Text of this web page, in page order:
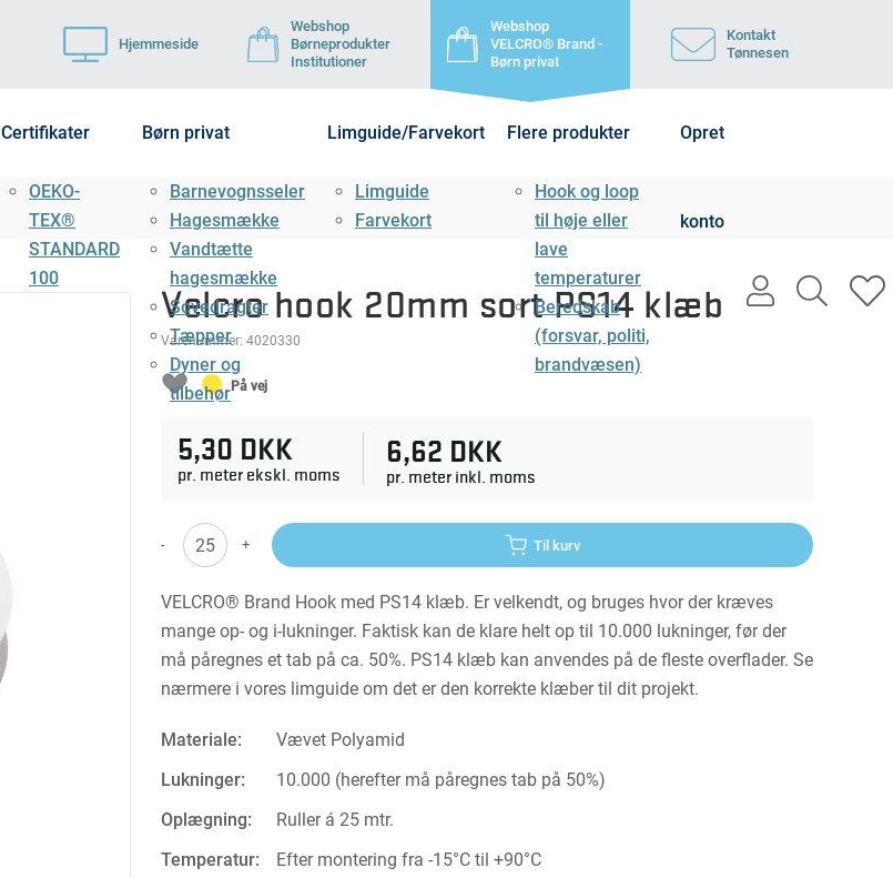
Hjemmeside
Webshop
Børneprodukter
Institutioner
Webshop
VELCRO® Brand -
Børn privat
Kontakt
Tønnesen
Certifikater
OEKO-
TEX®
STANDARD
100
Børn privat
Barnevognsseler
Hagesmække
Vandtætte
hagesmække
Sovedragter
Tæpper
Dyner og
tilbehør
Limguide/Farvekort
Limguide
Farvekort
Flere produkter
Hook og loop
til høje eller
lave
temperaturer
Beredskab
(forsvar, politi,
brandvæsen)
Opret
konto
user
search
Velcro hook 20mm sort PS14 klæb
Varenummer: 4020330
På vej
5,30 DKK
pr. meter ekskl. moms
6,62 DKK
pr. meter inkl. moms
- + Til kurv
VELCRO® Brand Hook med PS14 klæb. Er velkendt, og bruges hvor der kræves
mange op- og i-lukninger. Faktisk kan de klare helt op til 10.000 lukninger, før der
må påregnes et tab på ca. 50%. PS14 klæb kan anvendes på de fleste overflader. Se
nærmere i vores limguide om det er den korrekte klæber til dit projekt.
Materiale:
Vævet Polyamid
Lukninger:
10.000 (herefter må påregnes tab på 50%)
Oplægning:
Ruller á 25 mtr.
Temperatur:
Efter montering fra -15°C til +90°C